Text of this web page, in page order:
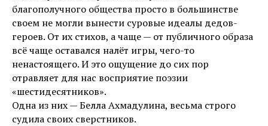
благополучного общества просто в большинстве
своем не могли вынести суровые идеалы дедов-
героев. От их стихов, а чаще — от публичного образа
всё чаще оставался налёт игры, чего-то
ненастоящего. И это ощущение до сих пор
отравляет для нас восприятие поэзии
«шестидесятников».
Одна из них — Белла Ахмадулина, весьма строго
судила своих сверстников.